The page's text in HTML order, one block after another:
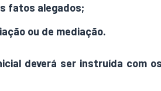
fatos alegados;
ou de mediação.
deverá ser instruída com